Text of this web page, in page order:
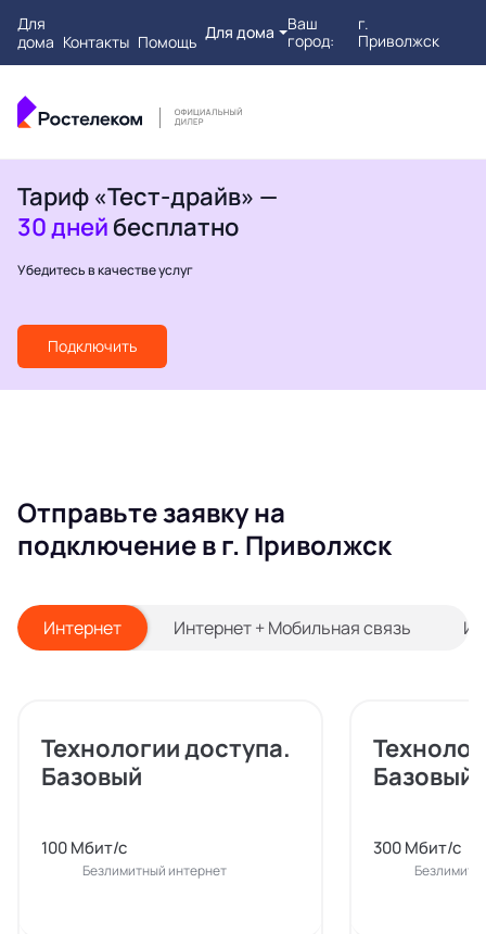
Для
дома Контакты Помощь Для дома
Ваш
город:
г.
Приволжск
Тариф «Тест-драйв» —
30 дней бесплатно
Убедитесь в качестве услуг
Подключить
Отправьте заявку на
подключение в г. Приволжск
Интернет Интернет + Мобильная связь
Технологии доступа.
Базовый
100 Мбит/с
Безлимитный интернет
Базовый
300 Мбит/с